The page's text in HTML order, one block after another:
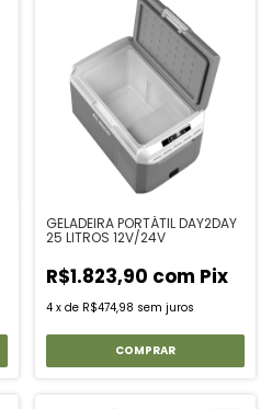
GELADEIRA PORTÁTIL DAY2DAY
25 LITROS 12V/24V
R$1.823,90 com Pix
4 x de R$474,98 sem juros